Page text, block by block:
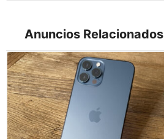
Anuncios Relacionados